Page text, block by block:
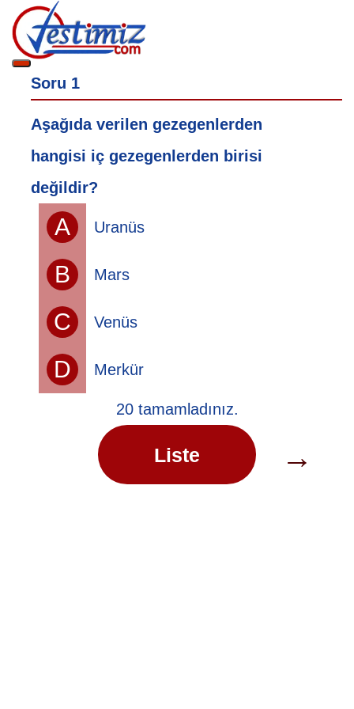
Soru 1
Aşağıda verilen gezegenlerden
hangisi iç gezegenlerden birisi
değildir?
A Uranüs
B Mars
C Venüs
D Merkür
20 tamamladınız.
Liste →